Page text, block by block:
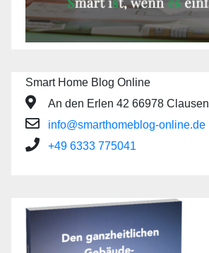
Smart Home Blog Online
An den Erlen 42 66978 Clausen
info@smarthomeblog-online.de
+49 6333 775041